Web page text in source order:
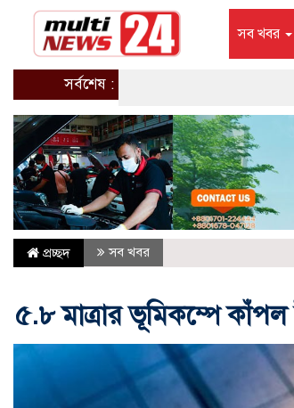
সব খবর
সর্বশেষ :
প্রচ্ছদ সব খবর
৫.৮ মাত্রার ভূমিকম্পে কাঁপল